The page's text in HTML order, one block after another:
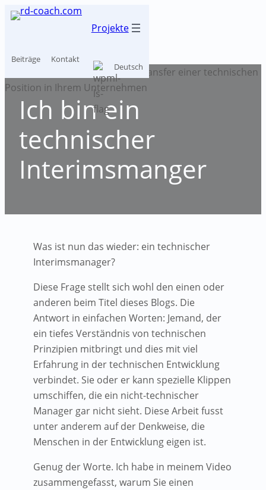
Zum
Projekte
Beiträge Kontakt
Deutsch
Ich bin ein
technischer
Interimsmanger
Was ist nun das wieder: ein technischer
Interimsmanager?
Diese Frage stellt sich wohl den einen oder
anderen beim Titel dieses Blogs. Die
Antwort in einfachen Worten: Jemand, der
ein tiefes Verständnis von technischen
Prinzipien mitbringt und dies mit viel
Erfahrung in der technischen Entwicklung
verbindet. Sie oder er kann spezielle Klippen
umschiffen, die ein nicht-technischer
Manager gar nicht sieht. Diese Arbeit fusst
unter anderem auf der Denkweise, die
Menschen in der Entwicklung eigen ist.
Genug der Worte. Ich habe in meinem Video
zusammengefasst, warum Sie einen